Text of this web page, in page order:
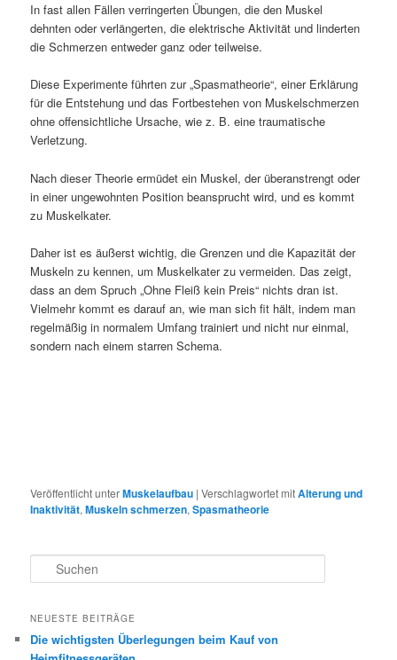
In fast allen Fällen verringerten Übungen, die den Muskel
dehnten oder verlängerten, die elektrische Aktivität und linderten
die Schmerzen entweder ganz oder teilweise.
Diese Experimente führten zur „Spasmatheorie“, einer Erklärung
für die Entstehung und das Fortbestehen von Muskelschmerzen
ohne offensichtliche Ursache, wie z. B. eine traumatische
Verletzung.
Nach dieser Theorie ermüdet ein Muskel, der überanstrengt oder
in einer ungewohnten Position beansprucht wird, und es kommt
zu Muskelkater.
Daher ist es äußerst wichtig, die Grenzen und die Kapazität der
Muskeln zu kennen, um Muskelkater zu vermeiden. Das zeigt,
dass an dem Spruch „Ohne Fleiß kein Preis“ nichts dran ist.
Vielmehr kommt es darauf an, wie man sich fit hält, indem man
regelmäßig in normalem Umfang trainiert und nicht nur einmal,
sondern nach einem starren Schema.
Veröffentlicht unterMuskelaufbau |Verschlagwortet mitAlterung und
Inaktivität,Muskeln schmerzen,Spasmatheorie
u
h
n
NEUESTE BEITRÄGE
Die wichtigsten Überlegungen beim Kauf von